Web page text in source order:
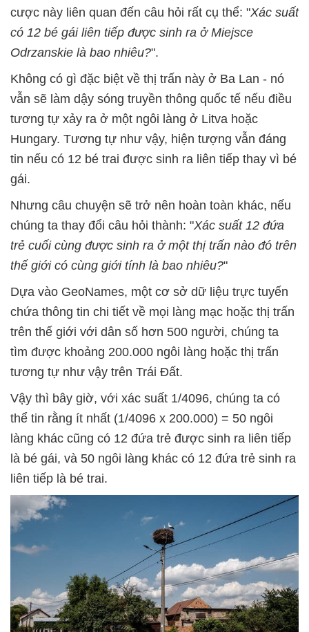
cược này liên quan đến câu hỏi rất cụ thể: "Xác suất
có 12 bé gái liên tiếp được sinh ra ở Miejsce
Odrzanskie là bao nhiêu?".
Không có gì đặc biệt về thị trấn này ở Ba Lan - nó
vẫn sẽ làm dậy sóng truyền thông quốc tế nếu điều
tương tự xảy ra ở một ngôi làng ở Litva hoặc
Hungary. Tương tự như vậy, hiện tượng vẫn đáng
tin nếu có 12 bé trai được sinh ra liên tiếp thay vì bé
gái.
Nhưng câu chuyện sẽ trở nên hoàn toàn khác, nếu
chúng ta thay đổi câu hỏi thành: "Xác suất 12 đứa
trẻ cuối cùng được sinh ra ở một thị trấn nào đó trên
thế giới có cùng giới tính là bao nhiêu?"
Dựa vào GeoNames, một cơ sở dữ liệu trực tuyến
chứa thông tin chi tiết về mọi làng mạc hoặc thị trấn
trên thế giới với dân số hơn 500 người, chúng ta
tìm được khoảng 200.000 ngôi làng hoặc thị trấn
tương tự như vậy trên Trái Đất.
Vậy thì bây giờ, với xác suất 1/4096, chúng ta có
thể tin rằng ít nhất (1/4096 x 200.000) = 50 ngôi
làng khác cũng có 12 đứa trẻ được sinh ra liên tiếp
là bé gái, và 50 ngôi làng khác có 12 đứa trẻ sinh ra
liên tiếp là bé trai.